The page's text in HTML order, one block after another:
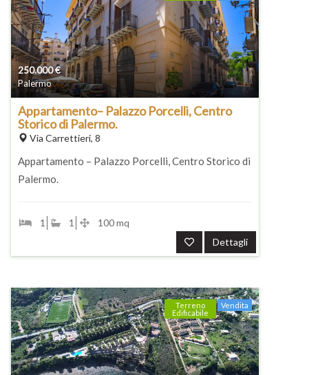
250.000€
Palermo
Appartamento– Palazzo Porcelli, Centro
Storico di Palermo.
Via Carrettieri, 8
Appartamento – Palazzo Porcelli, Centro Storico di
Palermo.
1 1
100 mq
Dettagli
Vendita
Terreno
Edificabile